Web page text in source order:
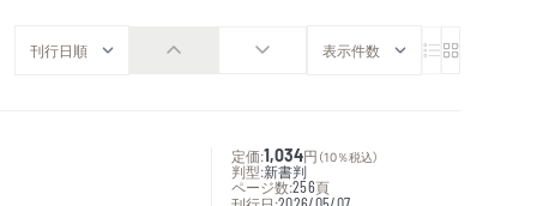
定価:1,034円 （10％税込）
判型:新書判
ページ数:256頁